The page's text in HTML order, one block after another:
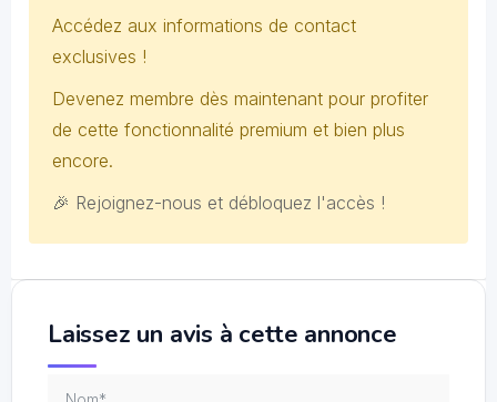
Accédez aux informations de contact
exclusives !
Devenez membre dès maintenant pour profiter
de cette fonctionnalité premium et bien plus
encore.
🎉 Rejoignez-nous et débloquez l'accès !
Laissez un avis à cette annonce